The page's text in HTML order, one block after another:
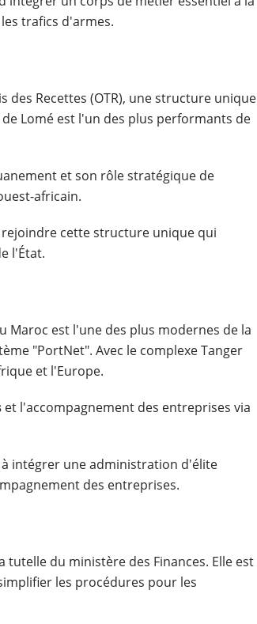
trafics d'armes.
des Recettes (OTR), une structure unique
Lomé est l'un des plus performants de
et son rôle stratégique de
africain.
cette structure unique qui
l'État.
Maroc est l'une des plus modernes de la
"PortNet". Avec le complexe Tanger
et l'Europe.
et l'accompagnement des entreprises via
intégrer une administration d'élite
des entreprises.
du ministère des Finances. Elle est
les procédures pour les